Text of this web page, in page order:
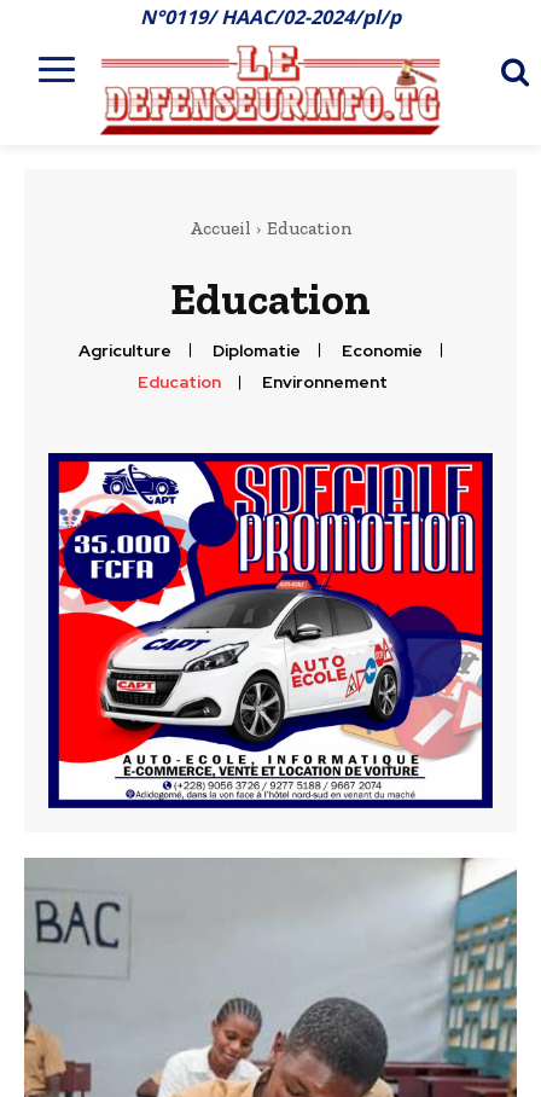
N°0119/ HAAC/02-2024/pl/p
Accueil Education
Education
Agriculture Diplomatie
Economie
Education
Environnement